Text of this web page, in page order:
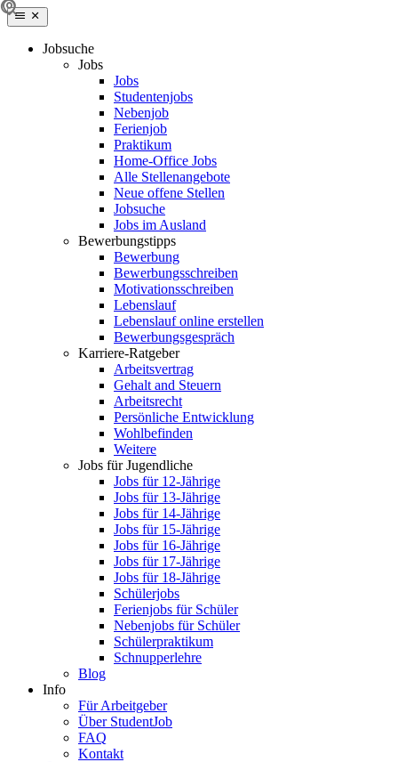
Jobsuche
Jobs
Jobs
Studentenjobs
Nebenjob
Ferienjob
Praktikum
Home-Office Jobs
Alle Stellenangebote
Neue offene Stellen
Jobsuche
Jobs im Ausland
Bewerbungstipps
Bewerbung
Bewerbungsschreiben
Motivationsschreiben
Lebenslauf
Lebenslauf online erstellen
Bewerbungsgespräch
Karriere-Ratgeber
Arbeitsvertrag
Gehalt and Steuern
Arbeitsrecht
Persönliche Entwicklung
Wohlbefinden
Weitere
Jobs für Jugendliche
Jobs für 12-Jährige
Jobs für 13-Jährige
Jobs für 14-Jährige
Jobs für 15-Jährige
Jobs für 16-Jährige
Jobs für 17-Jährige
Jobs für 18-Jährige
Schülerjobs
Ferienjobs für Schüler
Nebenjobs für Schüler
Schülerpraktikum
Schnupperlehre
Blog
Info
Für Arbeitgeber
Über StudentJob
FAQ
Kontakt